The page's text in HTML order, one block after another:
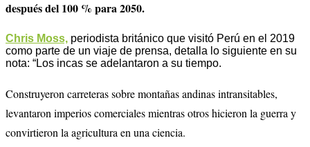
después del 100 % para 2050.
Chris Moss, periodista británico que visitó Perú en el 2019
como parte de un viaje de prensa, detalla lo siguiente en su
nota: “Los incas se adelantaron a su tiempo.
Construyeron carreteras sobre montañas andinas intransitables,
levantaron imperios comerciales mientras otros hicieron la guerra y
convirtieron la agricultura en una ciencia.